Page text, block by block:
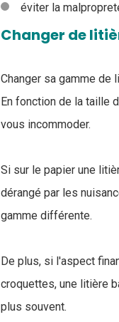
éviter la
Changer de
Changer sa gamme
En fonction de la taille
vous incommoder.
Si sur le papier une
dérangé par les
gamme différente.
De plus, si l'aspect
croquettes, une litière
plus souvent.